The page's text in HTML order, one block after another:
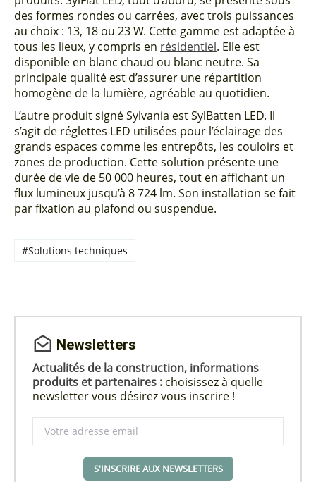
des formes rondes ou carrées, avec trois puissances
au choix : 13, 18 ou 23 W. Cette gamme est adaptée à
tous les lieux, y compris en résidentiel. Elle est
disponible en blanc chaud ou blanc neutre. Sa
principale qualité est d’assurer une répartition
homogène de la lumière, agréable au quotidien.
L’autre produit signé Sylvania est SylBatten LED. Il
s’agit de réglettes LED utilisées pour l’éclairage des
grands espaces comme les entrepôts, les couloirs et
zones de production. Cette solution présente une
durée de vie de 50 000 heures, tout en affichant un
flux lumineux jusqu’à 8 724 lm. Son installation se fait
par fixation au plafond ou suspendue.
#Solutions techniques
Newsletters
Actualités de la construction, informations
produits et partenaires : choisissez à quelle
newsletter vous désirez vous inscrire !
S'INSCRIRE AUX NEWSLETTERS